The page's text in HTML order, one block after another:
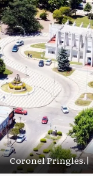
Coronel Pringles.|